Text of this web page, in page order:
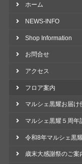
ホーム
NEWS-INFO
Shop Information
お問合せ
アクセス
フロア案内
マルシェ黒耀お届け
マルシェ黒耀５周年
令和8年マルシェ黒
歳末大感謝祭のご案